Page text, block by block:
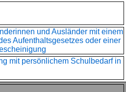
und Ausländer mit einem
Aufenthaltsgesetzes oder einer
mit persönlichem Schulbedarf in